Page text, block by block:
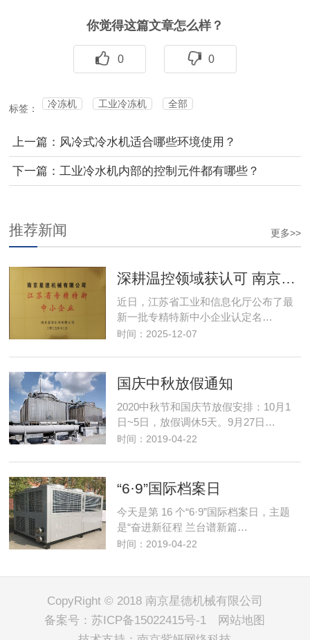
你觉得这篇文章怎么样？
0 0
标签： 冷冻机 工业冷冻机 全部
上一篇：风冷式冷水机适合哪些环境使用？
下一篇：工业冷水机内部的控制元件都有哪些？
更多>>
推荐新闻
深耕温控领域获认可 南京星德跻身"专精特新"阵营
近日，江苏省工业和信息化厅公布了最
新一批专精特新中小企业认定名…
时间：2025-12-07
国庆中秋放假通知
2020中秋节和国庆节放假安排：10月1
日~5日，放假调休5天。9月27日…
时间：2019-04-22
“6·9”国际档案日
今天是第 16 个“6·9”国际档案日，主题
是“奋进新征程 兰台谱新篇…
时间：2019-04-22
CopyRight © 2018 南京星德机械有限公司
备案号：苏ICP备15022415号-1
网站地图